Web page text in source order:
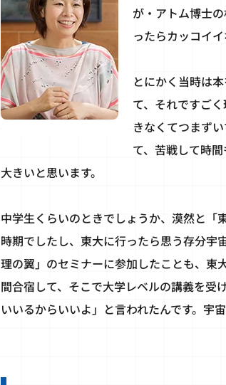
が・アトム博士
ったらカッコイ
とにかく当時は
て、それですご
きなくてつまず
て、苦戦して時
大きいと思います。
中学生くらいのときでしょうか、漠然と「
時期でしたし、東大に行ったら思う存分宇
理の翼」のセミナーに参加したことも、東
間合宿して、そこで大学レベルの講義を受
いいるからいいよ」と言われたんです。宇